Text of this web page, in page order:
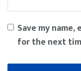
Save my
for the next